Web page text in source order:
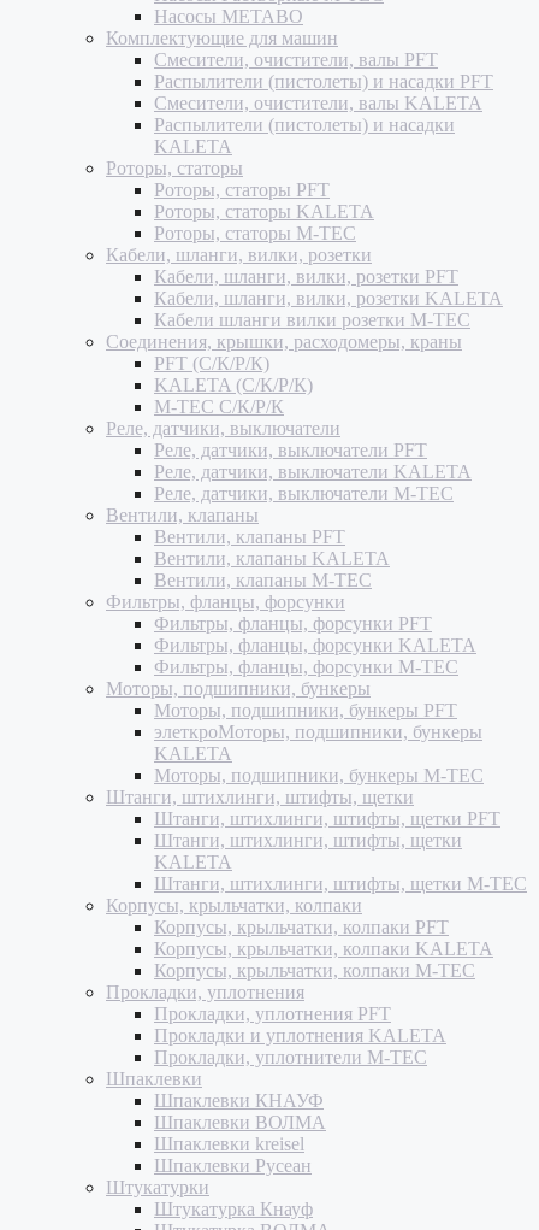
Насосы METABO
Комплектующие для машин
Смесители, очистители, валы PFT
Распылители (пистолеты) и насадки PFT
Смесители, очистители, валы KALETA
Распылители (пистолеты) и насадки
KALETA
Роторы, статоры
Роторы, статоры PFT
Роторы, статоры KALETA
Роторы, статоры M-TEC
Кабели, шланги, вилки, розетки
Кабели, шланги, вилки, розетки PFT
Кабели, шланги, вилки, розетки KALETA
Кабели шланги вилки розетки M-TEC
Соединения, крышки, расходомеры, краны
PFT (С/К/Р/К)
KALETA (С/К/Р/К)
M-TEC С/К/Р/К
Реле, датчики, выключатели
Реле, датчики, выключатели PFT
Реле, датчики, выключатели KALETA
Реле, датчики, выключатели M-TEC
Вентили, клапаны
Вентили, клапаны PFT
Вентили, клапаны KALETA
Вентили, клапаны M-TEC
Фильтры, фланцы, форсунки
Фильтры, фланцы, форсунки PFT
Фильтры, фланцы, форсунки KALETA
Фильтры, фланцы, форсунки M-TEC
Моторы, подшипники, бункеры
Моторы, подшипники, бункеры PFT
элеткроМоторы, подшипники, бункеры
KALETA
Моторы, подшипники, бункеры M-TEC
Штанги, штихлинги, штифты, щетки
Штанги, штихлинги, штифты, щетки PFT
Штанги, штихлинги, штифты, щетки
KALETA
Штанги, штихлинги, штифты, щетки M-TEC
Корпусы, крыльчатки, колпаки
Корпусы, крыльчатки, колпаки PFT
Корпусы, крыльчатки, колпаки KALETA
Корпусы, крыльчатки, колпаки M-TEC
Прокладки, уплотнения
Прокладки, уплотнения PFT
Прокладки и уплотнения KALETA
Прокладки, уплотнители M-TEC
Шпаклевки
Шпаклевки КНАУФ
Шпаклевки ВОЛМА
Шпаклевки kreisel
Шпаклевки Русеан
Штукатурки
Штукатурка Кнауф